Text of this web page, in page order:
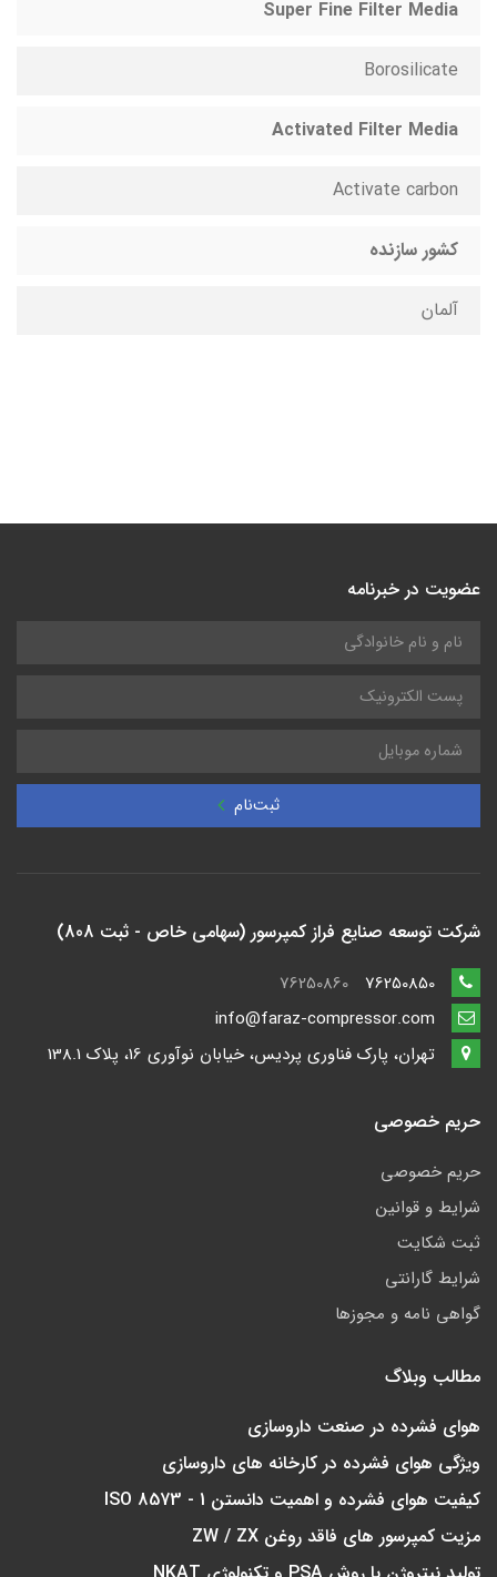
Super Fine Filter Media
Borosilicate
Activated Filter Media
Activate carbon
کشور سازنده
آلمان
عضویت در خبرنامه
ثبت‌نام
شرکت توسعه صنایع فراز کمپرسور (سهامی خاص - ثبت 808)
76250860
تهران، پارک فناوری پردیس، خیابان نوآوری 16، پلاک 138.1
حریم خصوصی
حریم خصوصی
شرایط و قوانین
ثبت شکایت
شرایط گارانتی
گواهی نامه و مجوزها
مطالب وبلاگ
هوای فشرده در صنعت داروسازی
ویژگی هوای فشرده در کارخانه های داروسازی
کیفیت هوای فشرده و اهمیت دانستن ISO 8573 - 1
مزیت کمپرسور های فاقد روغن ZW / ZX